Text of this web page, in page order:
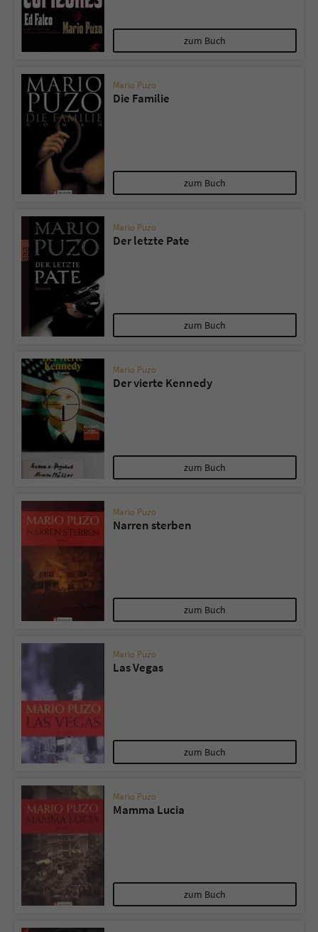
zum Buch
Mario Puzo
Die Familie
zum Buch
Mario Puzo
Der letzte Pate
zum Buch
Mario Puzo
Der vierte Kennedy
zum Buch
Mario Puzo
Narren sterben
zum Buch
Mario Puzo
Las Vegas
zum Buch
Mario Puzo
Mamma Lucia
zum Buch
tx_pwcomments_ahash
Laufzeit 1 Jahr
Zweck
fe_typo_user
Laufzeit Session
Dieses Cookie gewährleistet die
Kommunikation der Webseite mit dem
Benutzer. Es wird benötigt um z. B. den
Sicherheitscode des Kontaktformulars zu
überprüfen.